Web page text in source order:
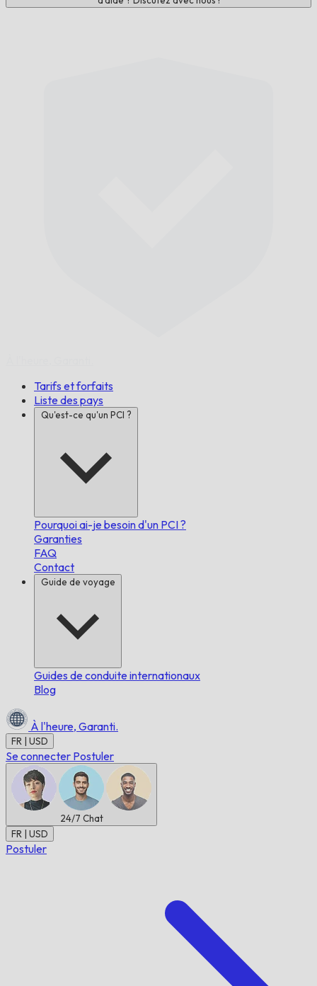
Tarifs et forfaits
Liste des pays
Qu'est-ce qu'un PCI ?
Pourquoi ai-je besoin d'un PCI ?
Garanties
FAQ
Contact
Guide de voyage
Guides de conduite internationaux
Blog
À l'heure, Garanti.
FR | USD
Se connecter Postuler
24/7 Chat
FR | USD
Postuler